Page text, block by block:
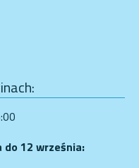
12 września: